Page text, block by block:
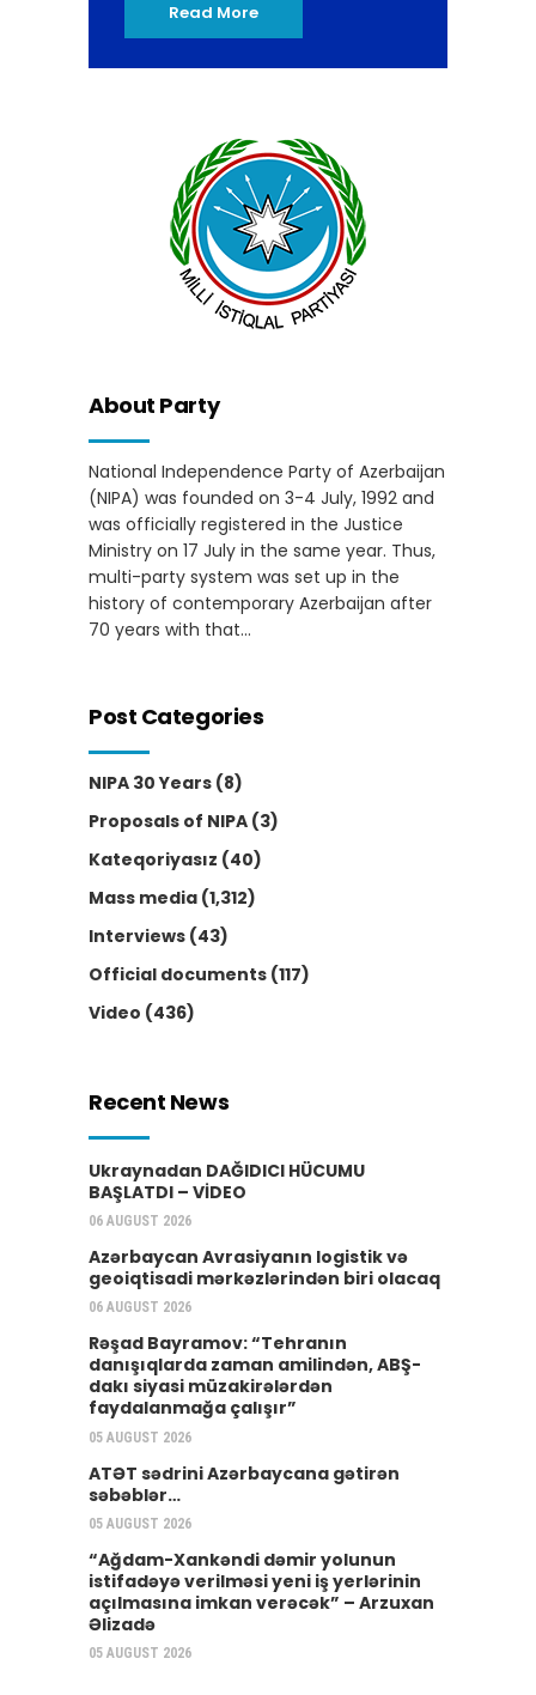
Read More
About Party
National Independence Party of Azerbaijan
(NIPA) was founded on 3-4 July, 1992 and
was officially registered in the Justice
Ministry on 17 July in the same year. Thus,
multi-party system was set up in the
history of contemporary Azerbaijan after
70 years with that...
Post Categories
NIPA 30 Years (8)
Proposals of NIPA (3)
Kateqoriyasız (40)
Mass media (1,312)
Interviews (43)
Official documents (117)
Video (436)
Recent News
Ukraynadan DAĞIDICI HÜCUMU
BAŞLATDI – VİDEO
06 AUGUST 2026
Azərbaycan Avrasiyanın logistik və
geoiqtisadi mərkəzlərindən biri olacaq
06 AUGUST 2026
Rəşad Bayramov: “Tehranın
danışıqlarda zaman amilindən, ABŞ-
dakı siyasi müzakirələrdən
faydalanmağa çalışır”
05 AUGUST 2026
ATƏT sədrini Azərbaycana gətirən
səbəblər…
05 AUGUST 2026
“Ağdam-Xankəndi dəmir yolunun
istifadəyə verilməsi yeni iş yerlərinin
açılmasına imkan verəcək” – Arzuxan
Əlizadə
05 AUGUST 2026